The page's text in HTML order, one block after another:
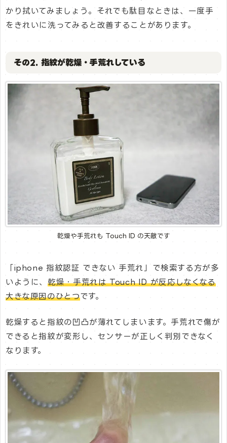
かり拭いてみましょう。それでも駄目なときは、一度手
をきれいに洗ってみると改善することがあります。
その2. 指紋が乾燥・手荒れしている
乾燥や手荒れも Touch ID の天敵です
「iphone 指紋認証 できない 手荒れ」で検索する方が多
いように、乾燥・手荒れは Touch ID が反応しなくなる
大きな原因のひとつです。
乾燥すると指紋の凹凸が薄れてしまいます。手荒れで傷が
できると指紋が変形し、センサーが正しく判別できなく
なります。